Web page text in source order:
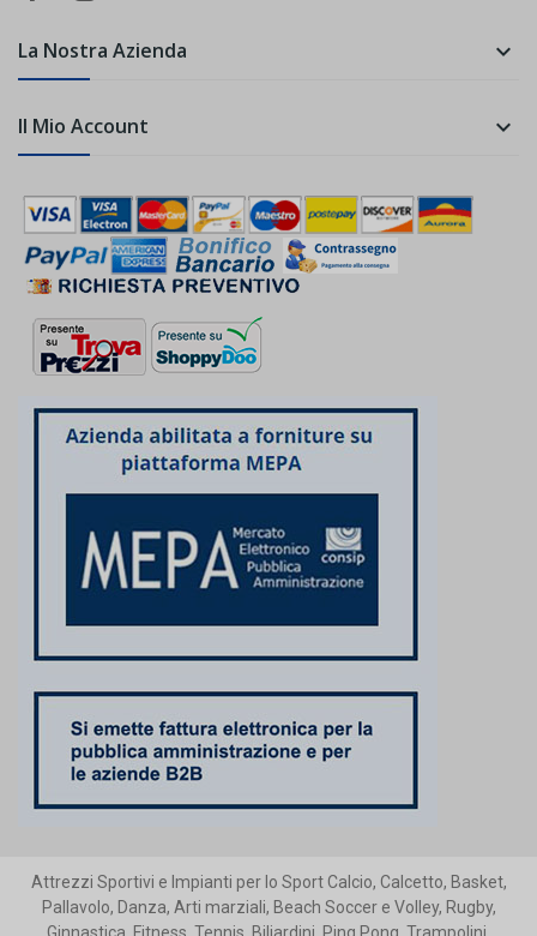
La Nostra Azienda 
Il Mio Account 
Attrezzi Sportivi e Impianti per lo Sport Calcio, Calcetto, Basket,
Pallavolo, Danza, Arti marziali, Beach Soccer e Volley, Rugby,